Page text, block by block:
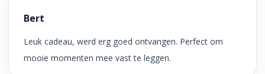
Bert
Leuk cadeau, werd erg goed ontvangen. Perfect om
mooie momenten mee vast te leggen.